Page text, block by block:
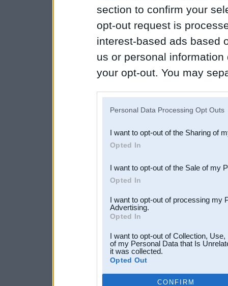
section to confirm your
opt-out request is
interest-based ads based
us or personal
your opt-out. You may
Downstream Participants
third parties.
Personal Data Processing Opt Outs
I want to opt-out of the Sharing of
Opted In
I want to opt-out of the Sale of my
Opted In
I want to opt-out of processing my
Advertising.
Opted In
I want to opt-out of Collection,
of my Personal Data that Is
it was collected.
Opted Out
CONFIRM